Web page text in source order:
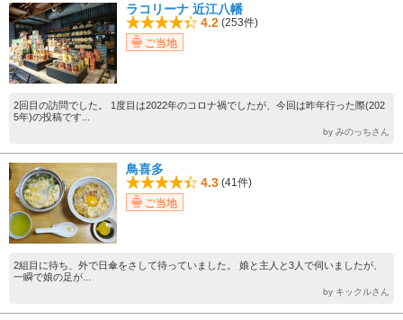
ラコリーナ 近江八幡
4.2 (253件)
ご当地
2回目の訪問でした。 1度目は2022年のコロナ禍でしたが、今回は昨年行った際(202
5年)の投稿です...
by みのっちさん
鳥喜多
4.3 (41件)
ご当地
2組目に待ち、外で日傘をさして待っていました。 娘と主人と3人で伺いましたが、
一瞬で娘の足が...
by キックルさん